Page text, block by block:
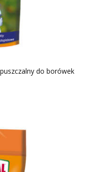
do borówek